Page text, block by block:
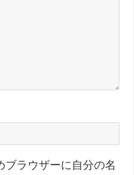
ブラウザーに自分の名